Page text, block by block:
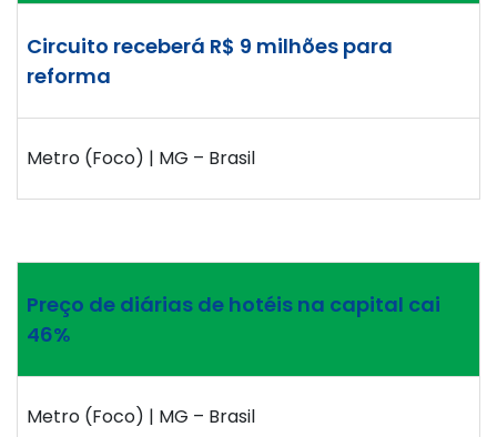
Circuito receberá R$ 9 milhões para
reforma
Metro (Foco) | MG – Brasil
Preço de diárias de hotéis na capital cai
46%
Metro (Foco) | MG – Brasil